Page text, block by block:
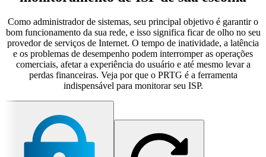
Como administrador de sistemas, seu principal objetivo é garantir o
bom funcionamento da sua rede, e isso significa ficar de olho no seu
provedor de serviços de Internet. O tempo de inatividade, a latência
e os problemas de desempenho podem interromper as operações
comerciais, afetar a experiência do usuário e até mesmo levar a
perdas financeiras. Veja por que o PRTG é a ferramenta
indispensável para monitorar seu ISP.